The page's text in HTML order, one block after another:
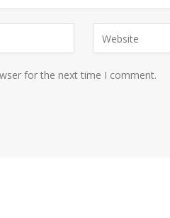
for the next time I comment.